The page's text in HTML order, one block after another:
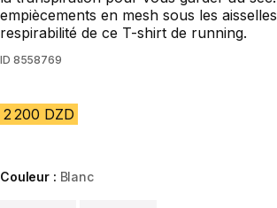
empiècements en mesh sous les
respirabilité de ce T-shirt de running.
ID 8558769
2 200 DZD
Couleur : Blanc